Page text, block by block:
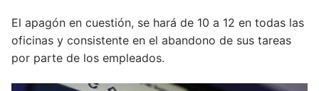
El apagón en cuestión, se hará de 10 a 12 en todas las
oficinas y consistente en el abandono de sus tareas
por parte de los empleados.